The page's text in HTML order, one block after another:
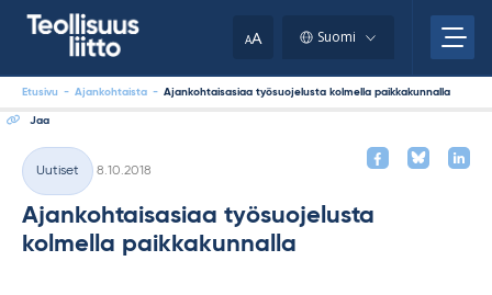
AA Suomi
Etusivu - Ajankohtaista - Ajankohtaisasiaa työsuojelusta kolmella paikkakunnalla
Jaa
Kategoriat
Uutiset
8.10.2018
Ajankohtaisasiaa työsuojelusta
kolmella paikkakunnalla
clipboard.)